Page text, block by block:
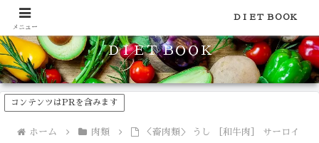
食品のカロリーや糖質などの栄養素がわかる！健康やダイエットに
ＤＩＥＴ ＢＯＯＫ
コンテンツはPRを含みます
ホーム 肉類
＜畜肉類＞ うし ［和牛肉］ サーロイ
メニュー
ＤＩＥＴ ＢＯＯＫ